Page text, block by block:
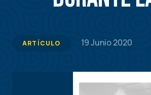
ARTÍCULO 19 Junio 2020